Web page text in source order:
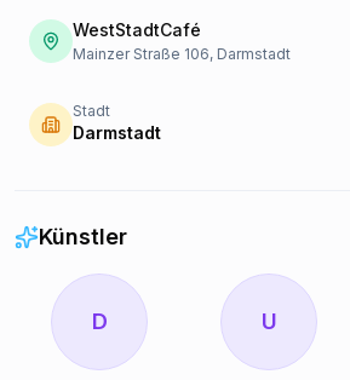
WestStadtCafé
Mainzer Straße 106, Darmstadt
Stadt
Darmstadt
Künstler
D U